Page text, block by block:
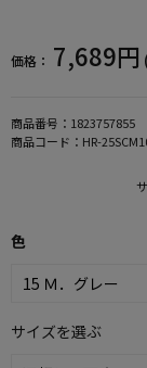
価格： 7,689円
商品番号： 1823757855
商品コード： HR-
色
サイズを選ぶ